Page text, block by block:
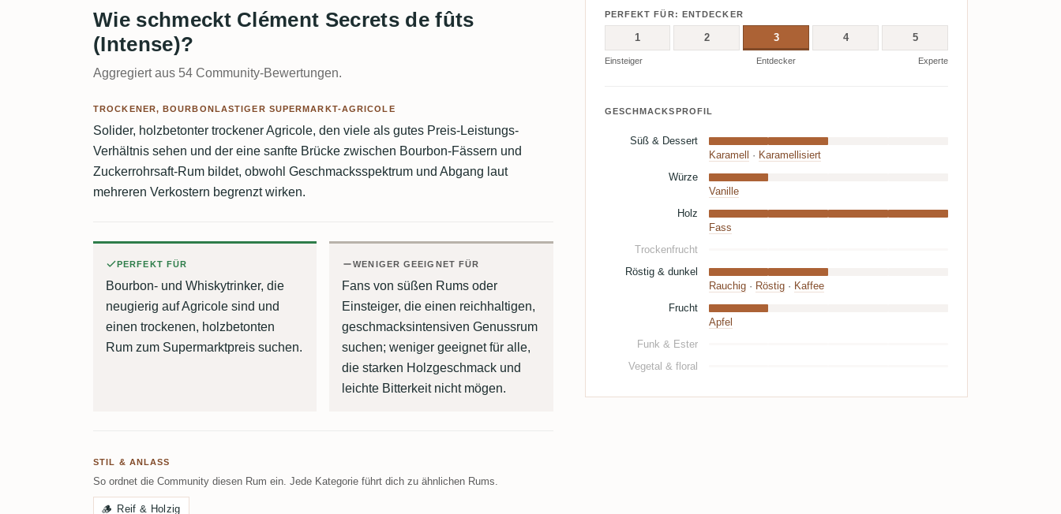
Wie schmeckt Clément Secrets de fûts
(Intense)?
Aggregiert aus 54 Community-Bewertungen.
TROCKENER, BOURBONLASTIGER SUPERMARKT-AGRICOLE
Solider, holzbetonter trockener Agricole, den viele als gutes Preis-Leistungs-
Verhältnis sehen und der eine sanfte Brücke zwischen Bourbon-Fässern und
Zuckerrohrsaft-Rum bildet, obwohl Geschmacksspektrum und Abgang laut
mehreren Verkostern begrenzt wirken.
PERFEKT FÜR
Bourbon- und Whiskytrinker, die
neugierig auf Agricole sind und
einen trockenen, holzbetonten
Rum zum Supermarktpreis suchen.
WENIGER GEEIGNET FÜR
Fans von süßen Rums oder
Einsteiger, die einen reichhaltigen,
geschmacksintensiven Genussrum
suchen; weniger geeignet für alle,
die starken Holzgeschmack und
leichte Bitterkeit nicht mögen.
STIL & ANLASS
So ordnet die Community diesen Rum ein. Jede Kategorie führt dich zu ähnlichen Rums.
🪵 Reif & Holzig
PERFEKT FÜR: ENTDECKER
1 2 3 4 5
Einsteiger Entdecker Experte
GESCHMACKSPROFIL
Süß & Dessert
Karamell · Karamellisiert
Würze
Vanille
Holz
Fass
Trockenfrucht
Röstig & dunkel
Rauchig· Röstig· Kaffee
Frucht
Apfel
Funk & Ester
Vegetal & floral